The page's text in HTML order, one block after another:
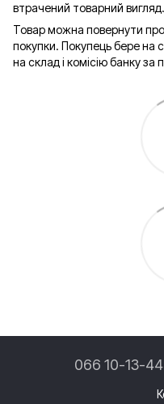
втрачений товарний вигляд.
Товар можна повернути
покупки. Покупець бере на
на склад і комісію банку
066 10-13-